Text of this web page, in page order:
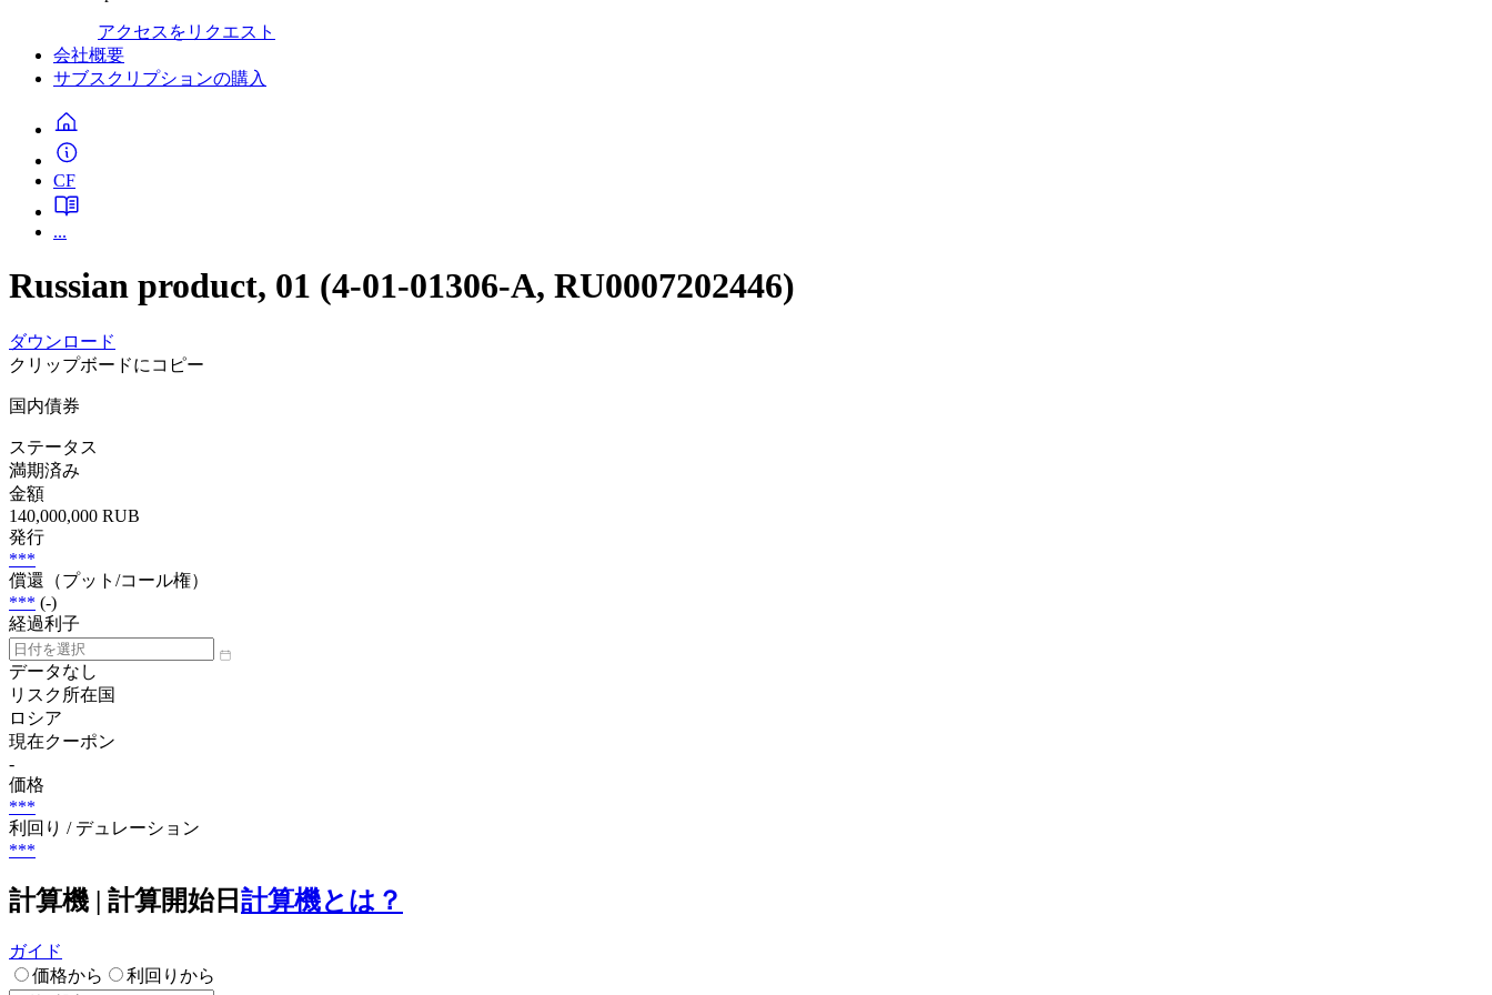
アクセスをリクエスト
会社概要
サブスクリプションの購入
CF
...
Russian product, 01 (4-01-01306-A, RU0007202446)
ダウンロード
クリップボードにコピー
国内債券
ステータス
満期済み
金額
140,000,000 RUB
発行
***
償還（プット/コール権）
*** (-)
経過利子
データなし
リスク所在国
ロシア
現在クーポン
-
価格
***
利回り / デュレーション
***
計算機 | 計算開始日 計算機とは？
ガイド
価格から
利回りから